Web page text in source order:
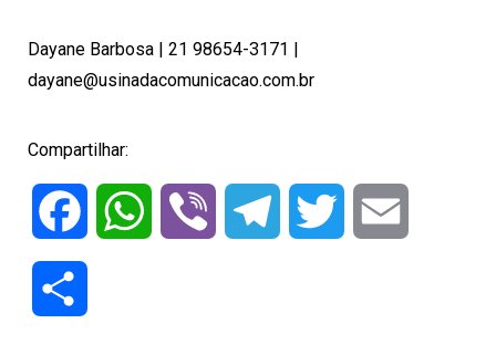
Dayane Barbosa | 21 98654-3171 |
dayane@usinadacomunicacao.com.br
Compartilhar:
Facebook WhatsApp Viber Telegram Twitter